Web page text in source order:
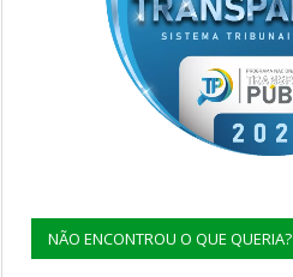
NÃO ENCONTROU O QUE QUERIA?